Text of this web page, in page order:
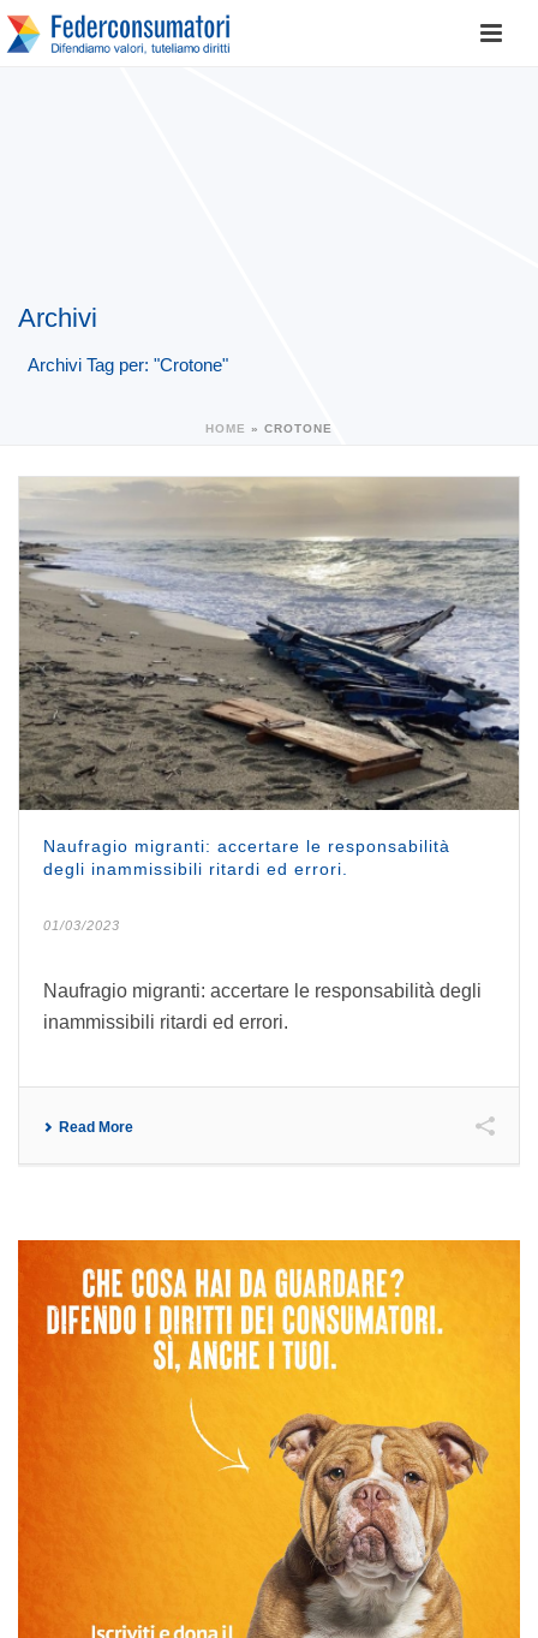
Archivi
Archivi Tag per: "Crotone"
HOME » CROTONE
Naufragio migranti: accertare le responsabilità
degli inammissibili ritardi ed errori.
01/03/2023
Naufragio migranti: accertare le responsabilità degli
inammissibili ritardi ed errori.
Read More